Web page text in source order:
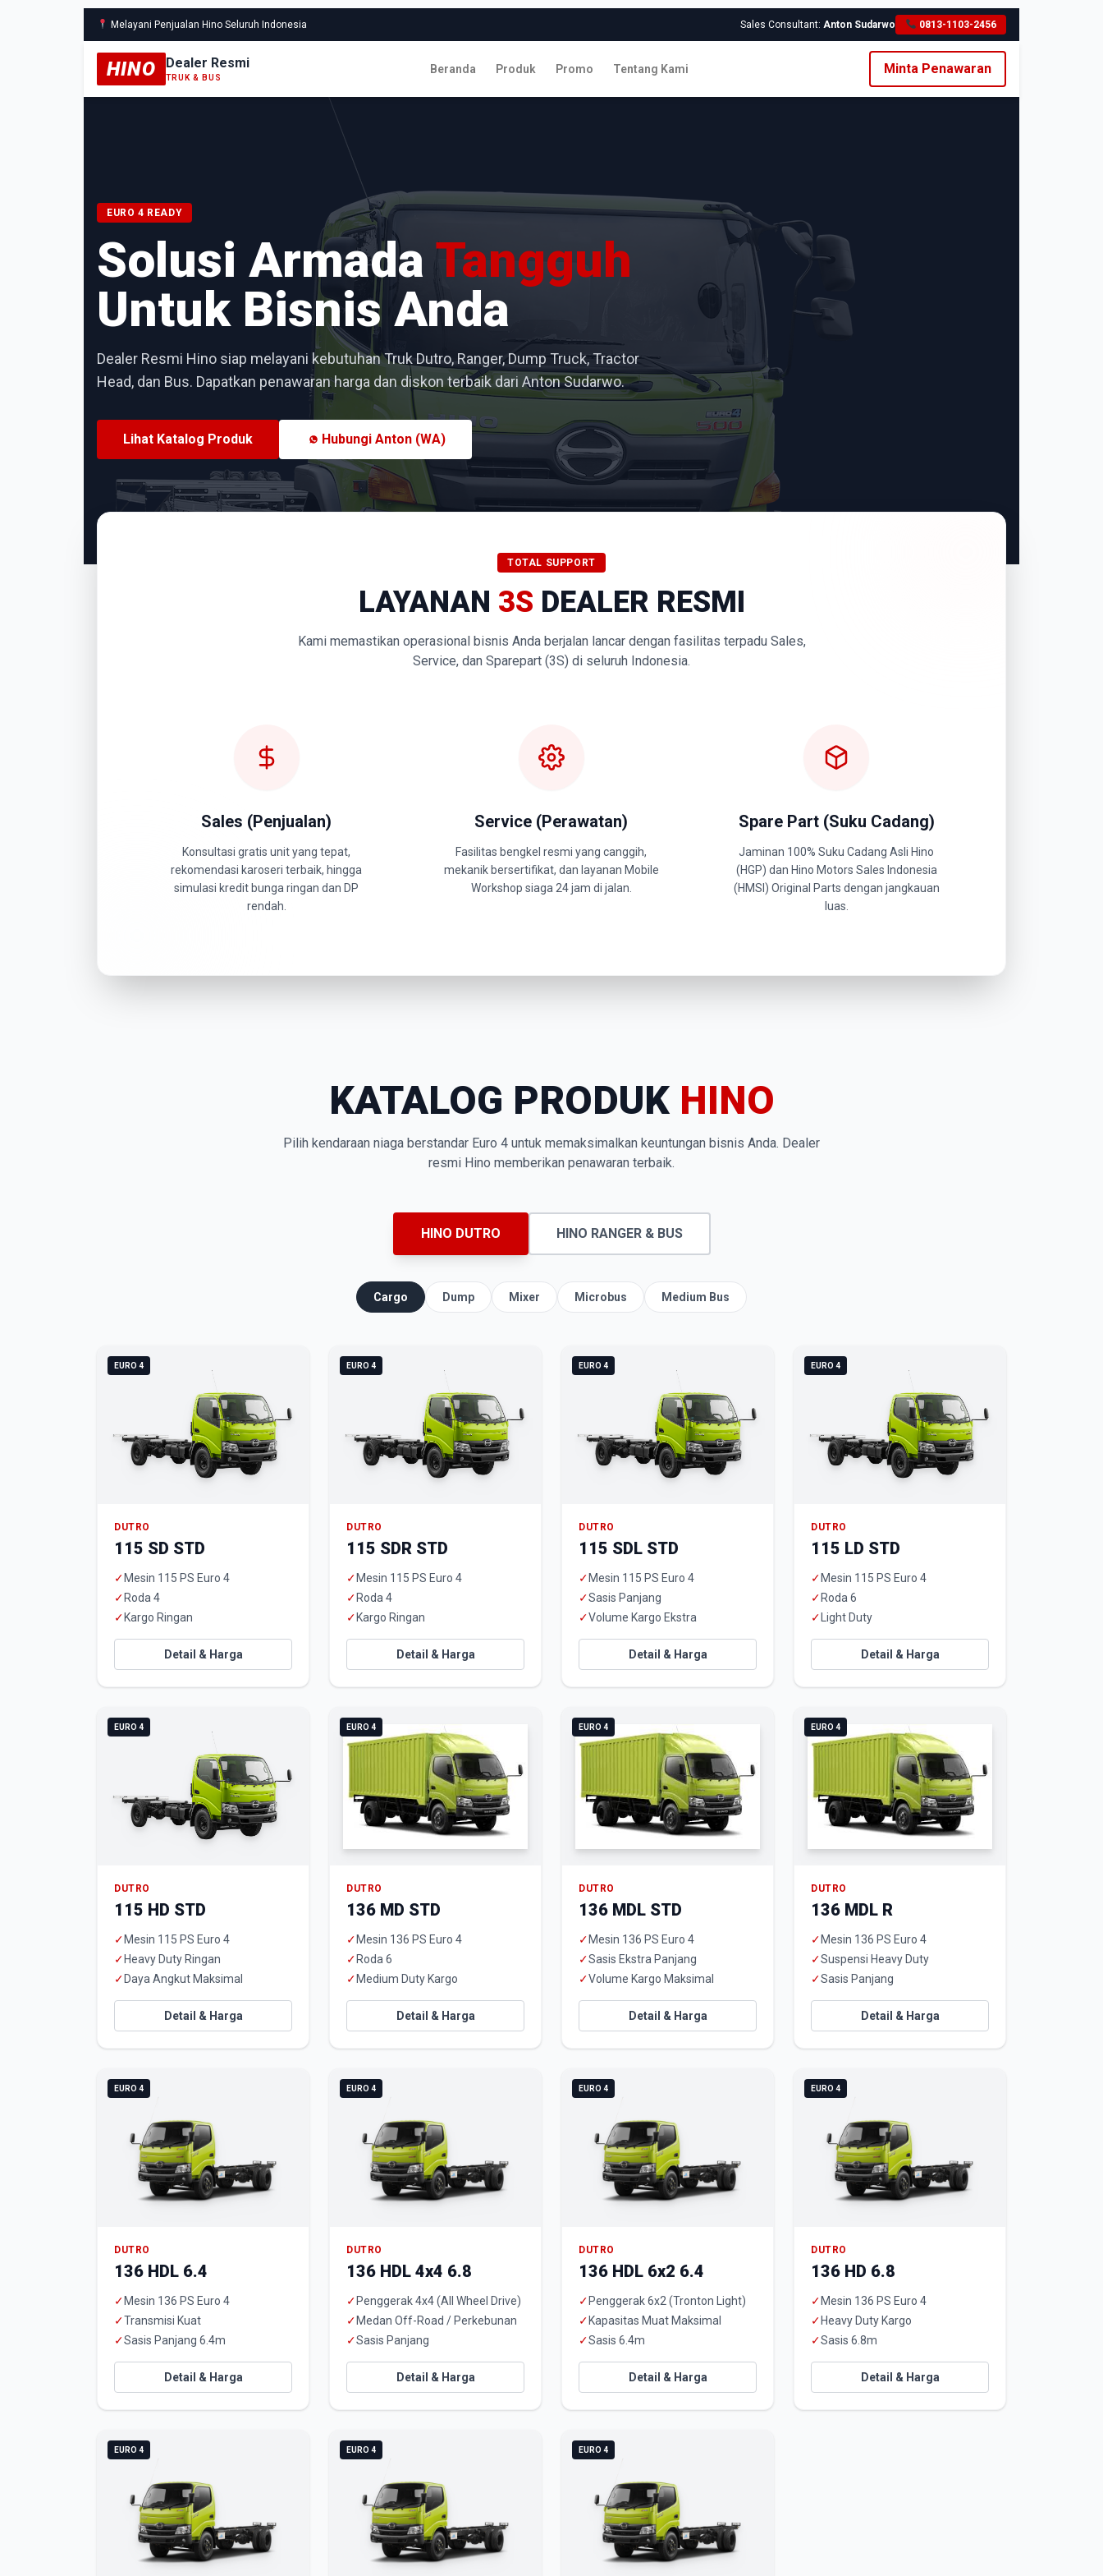
Melayani Penjualan Hino Seluruh Indonesia Sales Consultant:Anton Sudarwo 0813-1103-2456
HINO Dealer Resmi
TRUK & BUS
Beranda Produk Promo Tentang Kami Minta Penawaran
EURO 4 READY
Solusi Armada Tangguh
Untuk Bisnis Anda
Dealer Resmi Hino siap melayani kebutuhan Truk Dutro, Ranger, Dump Truck, Tractor
Head, dan Bus. Dapatkan penawaran harga dan diskon terbaik dari Anton Sudarwo.
Lihat Katalog Produk Hubungi Anton (WA)
TOTAL SUPPORT
LAYANAN 3S DEALER RESMI
Kami memastikan operasional bisnis Anda berjalan lancar dengan fasilitas terpadu Sales,
Service, dan Sparepart (3S) di seluruh Indonesia.
Sales (Penjualan)
Konsultasi gratis unit yang tepat,
rekomendasi karoseri terbaik, hingga
simulasi kredit bunga ringan dan DP
rendah.
Service (Perawatan)
Fasilitas bengkel resmi yang canggih,
mekanik bersertifikat, dan layanan Mobile
Workshop siaga 24 jam di jalan.
Spare Part (Suku Cadang)
Jaminan 100% Suku Cadang Asli Hino
(HGP) dan Hino Motors Sales Indonesia
(HMSI) Original Parts dengan jangkauan
luas.
KATALOG PRODUK HINO
Pilih kendaraan niaga berstandar Euro 4 untuk memaksimalkan keuntungan bisnis Anda. Dealer
resmi Hino memberikan penawaran terbaik.
HINO DUTRO HINO RANGER & BUS
Cargo Dump Mixer Microbus Medium Bus
EURO 4
DUTRO
115 SD STD
✓ Mesin 115 PS Euro 4
✓ Roda 4
✓ Kargo Ringan
Detail & Harga
EURO 4
DUTRO
115 SDR STD
✓ Mesin 115 PS Euro 4
✓ Roda 4
✓ Kargo Ringan
Detail & Harga
EURO 4
DUTRO
115 SDL STD
✓ Mesin 115 PS Euro 4
✓Sasis Panjang
✓Volume Kargo Ekstra
Detail & Harga
EURO 4
DUTRO
115 LD STD
✓ Mesin 115 PS Euro 4
✓ Roda 6
✓ Light Duty
Detail & Harga
EURO 4
DUTRO
115 HD STD
✓ Mesin 115 PS Euro 4
✓ Heavy Duty Ringan
✓ Daya Angkut Maksimal
Detail & Harga
EURO 4
DUTRO
136 MD STD
✓ Mesin 136 PS Euro 4
✓ Roda 6
✓ Medium Duty Kargo
Detail & Harga
EURO 4
DUTRO
136 MDL STD
✓ Mesin 136 PS Euro 4
✓Sasis Ekstra Panjang
✓Volume Kargo Maksimal
Detail & Harga
EURO 4
DUTRO
136 MDL R
✓ Mesin 136 PS Euro 4
✓Suspensi Heavy Duty
✓Sasis Panjang
Detail & Harga
EURO 4
DUTRO
136 HDL 6.4
✓ Mesin 136 PS Euro 4
✓Transmisi Kuat
✓Sasis Panjang 6.4m
Detail & Harga
EURO 4
DUTRO
136 HDL 4x4 6.8
✓ Penggerak 4x4 (All Wheel Drive)
✓ Medan Off-Road / Perkebunan
✓Sasis Panjang
Detail & Harga
EURO 4
DUTRO
136 HDL 6x2 6.4
✓ Penggerak 6x2 (Tronton Light)
✓ Kapasitas Muat Maksimal
✓Sasis 6.4m
Detail & Harga
EURO 4
DUTRO
136 HD 6.8
✓ Mesin 136 PS Euro 4
✓ Heavy Duty Kargo
✓Sasis 6.8m
Detail & Harga
EURO 4 EURO 4 EURO 4